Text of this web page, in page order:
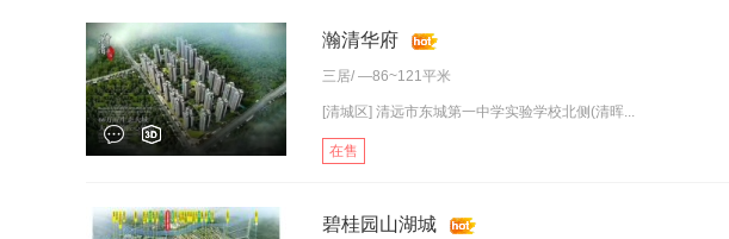
瀚清华府
三居/ —86~121平米
[清城区] 清远市东城第一中学实验学校北侧(清晖...
在售
碧桂园山湖城